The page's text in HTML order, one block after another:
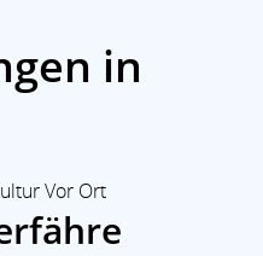
in
Vor Ort